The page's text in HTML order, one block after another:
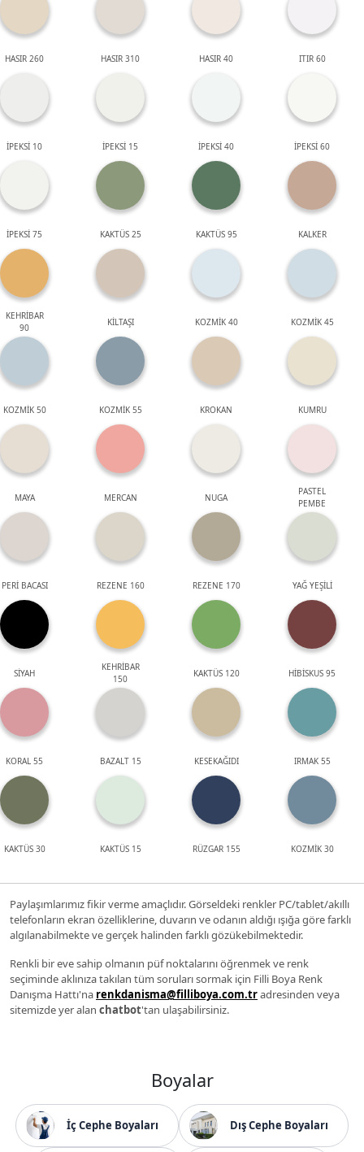
HASIR 260 HASIR 310 HASIR 40 ITIR 60
İPEKSİ 10 İPEKSİ 15 İPEKSİ 40 İPEKSİ 60
İPEKSİ 75 KAKTÜS 25 KAKTÜS 95 KALKER
KEHRİBAR
90
KİLTAŞI KOZMİK 40 KOZMİK 45
KOZMİK 50 KOZMİK 55 KROKAN KUMRU
MAYA MERCAN NUGA
PASTEL
PEMBE
PERİ BACASI REZENE 160 REZENE 170 YAĞ YEŞİLİ
SİYAH
KEHRİBAR
150
KAKTÜS 120 HİBİSKUS 95
KORAL 55 BAZALT 15 KESEKAĞIDI IRMAK 55
KAKTÜS 30 KAKTÜS 15 RÜZGAR 155 KOZMİK 30
Paylaşımlarımız fikir verme amaçlıdır. Görseldeki renkler PC/tablet/akıllı
telefonların ekran özelliklerine, duvarın ve odanın aldığı ışığa göre farklı
algılanabilmekte ve gerçek halinden farklı gözükebilmektedir.
Renkli bir eve sahip olmanın püf noktalarını öğrenmek ve renk
seçiminde aklınıza takılan tüm soruları sormak için Filli Boya Renk
Danışma Hattı'na renkdanisma@filliboya.com.tradresinden veya
sitemizde yer alan chatbot'tan ulaşabilirsiniz.
Boyalar
İç Cephe Boyaları Dış Cephe Boyaları